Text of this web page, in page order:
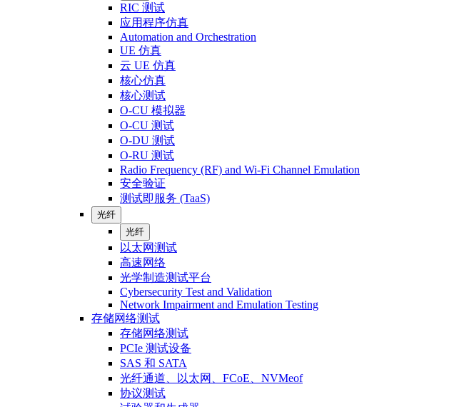
RIC 测试
应用程序仿真
Automation and Orchestration
UE 仿真
云 UE 仿真
核心仿真
核心测试
O-CU 模拟器
O-CU 测试
O-DU 测试
O-RU 测试
Radio Frequency (RF) and Wi-Fi Channel Emulation
安全验证
测试即服务 (TaaS)
光纤
光纤
以太网测试
高速网络
光学制造测试平台
Cybersecurity Test and Validation
Network Impairment and Emulation Testing
存储网络测试
存储网络测试
PCIe 测试设备
SAS 和 SATA
光纤通道、以太网、FCoE、NVMeof
协议测试